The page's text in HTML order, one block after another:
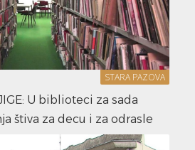
STARA PAZOVA
U biblioteci za sada
štiva za decu i za odrasle